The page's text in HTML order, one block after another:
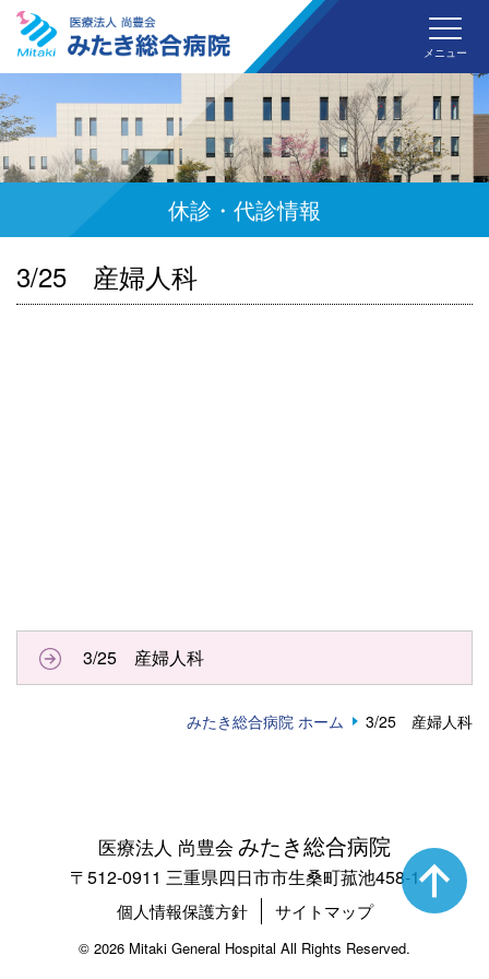
みた
メニュー
休診・代診情報
3/25 産婦人科
3/25 産婦人科
みたき総合病院 ホーム 3/25 産婦人科
医療法人 尚豊会 みたき総合病院
〒512-0911 三重県四日市市生桑町菰池458-1
個人情報保護方針 サイトマップ
© 2026 Mitaki General Hospital All Rights Reserved.